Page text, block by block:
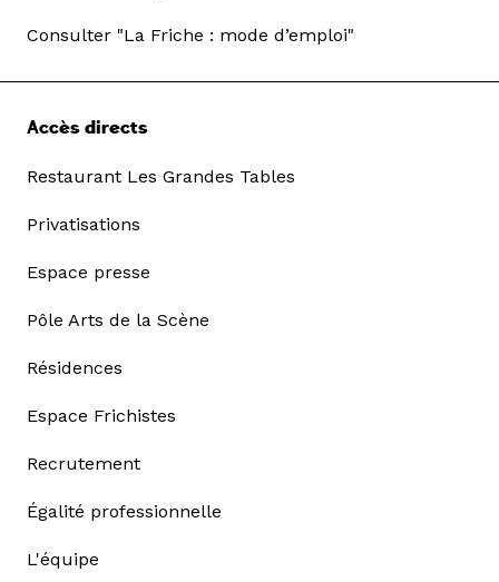
Consulter "La Friche : mode d’emploi"
Accès directs
Restaurant Les Grandes Tables
Privatisations
Espace presse
Pôle Arts de la Scène
Résidences
Espace Frichistes
Recrutement
Égalité professionnelle
L'équipe